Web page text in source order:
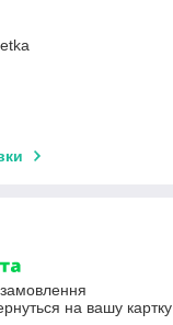
на вашу картку